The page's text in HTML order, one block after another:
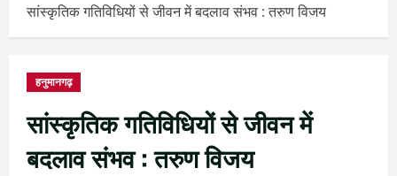
सांस्कृतिक गतिविधियों से जीवन में बदलाव संभव : तरुण विजय
हनुमानगढ़
सांस्कृतिक गतिविधियों से जीवन में
बदलाव संभव : तरुण विजय